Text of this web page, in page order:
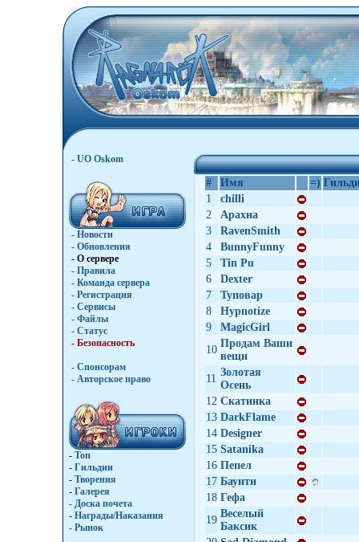
- UO Oskom
- Новости
- Обновления
- О сервере
- Правила
- Команда сервера
- Регистрация
- Сервисы
- Файлы
- Статус
- Безопасность
- Спонсорам
- Авторское право
- Топ
- Гильдии
- Творения
- Галерея
- Доска почета
- Награды/Наказания
- Рынок
# Имя =)
1
chilli
2
Араxна
3
RavenSmith
4
BunnyFunny
5
Tin Pu
6
Dexter
7
Туповар
8
Hypnotize
9
MagicGirl
10
Продам Ваши
вещи
11
Золотая
Осень
12 Скатинка
13 DarkFlame
14 Designer
15 Satanika
16 Пепел
17 Баунти
18 Гефа
19
Веселый
Баксик